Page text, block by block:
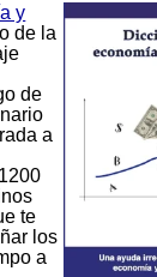
y
de la
de
a
te
los
a